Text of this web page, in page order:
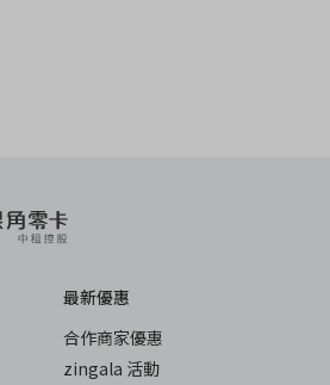
最新優惠
合作商家優惠
zingala 活動